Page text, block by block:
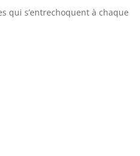
qui s’entrechoquent à chaque